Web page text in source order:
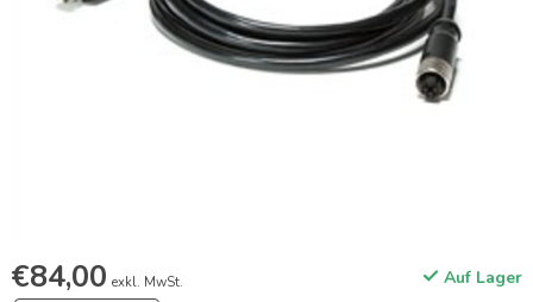
€84,00 exkl. MwSt. Auf Lager